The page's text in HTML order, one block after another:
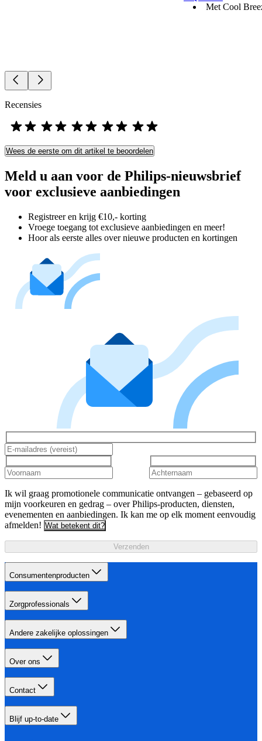
Met Cool
Recensies
Wees de eerste om dit artikel te beoordelen
Meld u aan voor de Philips-nieuwsbrief
voor exclusieve aanbiedingen
Registreer en krijg €10,- korting
Vroege toegang tot exclusieve aanbiedingen en meer!
Hoor als eerste alles over nieuwe producten en kortingen
Ik wil graag promotionele communicatie ontvangen – gebaseerd op
mijn voorkeuren en gedrag – over Philips-producten, diensten,
evenementen en aanbiedingen. Ik kan me op elk moment eenvoudig
afmelden! Wat betekent dit?
Verzenden
Consumentenproducten
Zorgprofessionals
Andere zakelijke oplossingen
Over ons
Contact
Blijf up-to-date